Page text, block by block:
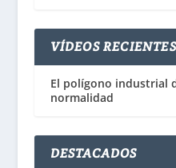
VÍDEOS RECIENTES
El polígono industrial
normalidad
DESTACADOS